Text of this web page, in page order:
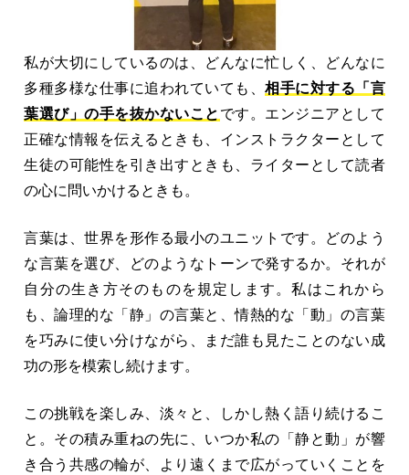
私が大切にしているのは、どんなに忙しく、どんなに
多種多様な仕事に追われていても、相手に対する「言
葉選び」の手を抜かないこと です。エンジニアとして
正確な情報を伝えるときも、インストラクターとして
生徒の可能性を引き出すときも、ライターとして読者
の心に問いかけるときも。
言葉は、世界を形作る最小のユニットです。どのよう
な言葉を選び、どのようなトーンで発するか。それが
自分の生き方そのものを規定します。私はこれから
も、論理的な「静」の言葉と、情熱的な「動」の言葉
を巧みに使い分けながら、まだ誰も見たことのない成
功の形を模索し続けます。
この挑戦を楽しみ、淡々と、しかし熱く語り続けるこ
と。その積み重ねの先に、いつか私の「静と動」が響
き合う共感の輪が、より遠くまで広がっていくことを